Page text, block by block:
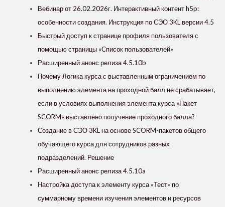
Вебинар от 26.02.2026г. Интерактивный контент h5p:
особенности создания. Инструкция по СЭО 3KL версии 4.5
Быстрый доступ к странице профиля пользователя с
помощью страницы «Список пользователей»
Расширенный анонс релиза 4.5.10b
Почему Логика курса с выставленным ограничением по
выполнению элемента на проходной балл не срабатывает,
если в условиях выполнения элемента курса «Пакет
SCORM» выставлено получение проходного балла?
Создание в СЭО 3KL на основе SCORM-пакетов общего
обучающего курса для сотрудников разных
подразделений. Решение
Расширенный анонс релиза 4.5.10a
Настройка доступа к элементу курса «Тест» по
суммарному времени изучения элементов и ресурсов